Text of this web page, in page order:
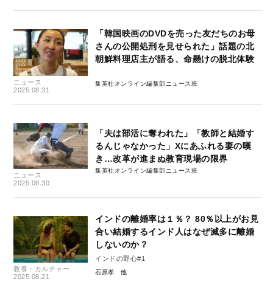
ニュース
2025.08.31
「韓国映画のDVDを売った友だちのお母
さんの公開処刑を見せられた」話題の北
朝鮮料理店主が語る、命懸けの脱北体験
集英社オンライン編集部ニュース班
ニュース
2025.08.30
「夫は部活に奪われた」「教師と結婚す
るんじゃなかった」Xにあふれる妻の嘆
き…改革が進まぬ教育現場の限界
集英社オンライン編集部ニュース班
教養・カルチャー
2025.08.21
インドの離婚率は１％？ 80％以上がお見
合い結婚するインド人はなぜ滅多に離婚
しないのか？
インドの野心#1
石原孝